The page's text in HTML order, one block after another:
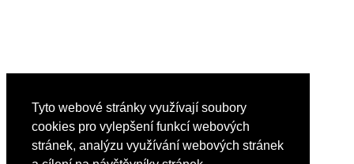
Tyto webové stránky využívají soubory
cookies pro vylepšení funkcí webových
stránek, analýzu využívání webových stránek